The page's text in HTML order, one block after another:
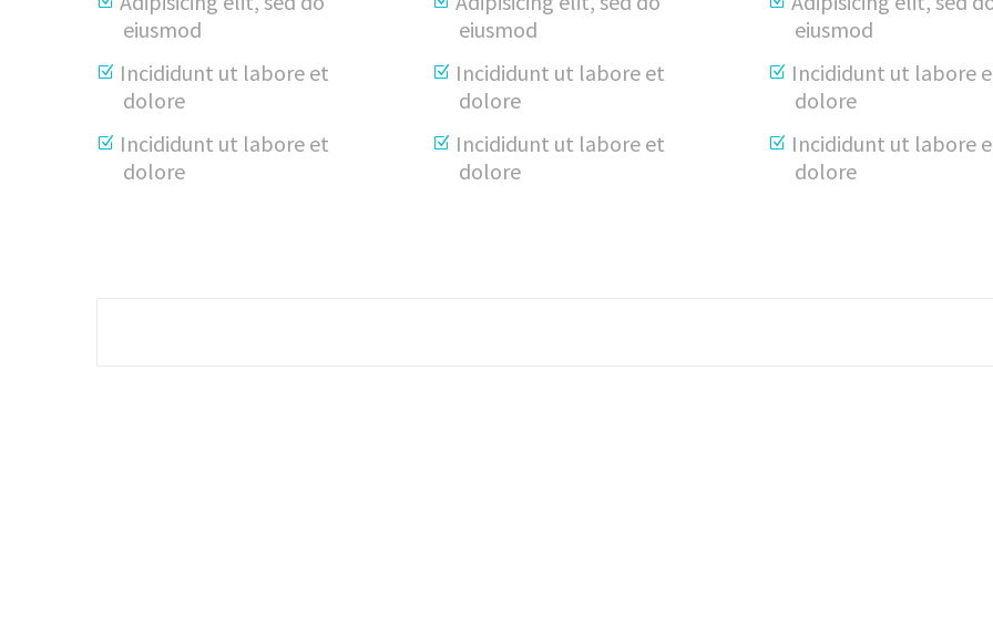
eiusmod
Incididunt ut labore et
dolore
Incididunt ut labore et
dolore
eiusmod
Incididunt ut labore et
dolore
Incididunt ut labore et
dolore
eiusmod
Incididunt ut labore
dolore
Incididunt ut labore
dolore